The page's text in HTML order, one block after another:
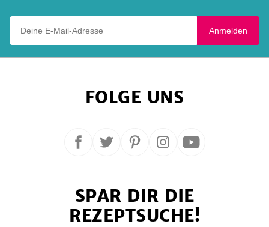
Anmelden
FOLGE UNS
Folge
Facebook
Folge
Twitter
Folge
Pinterest
Folge
Instagram
Folge
YouTube
SPAR DIR DIE
REZEPTSUCHE!